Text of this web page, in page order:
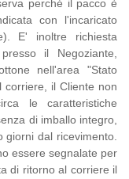
perché il pacco è
con l'incaricato
E' inoltre richiesta
il Negoziante,
nell'area "Stato
il Cliente non
le caratteristiche
di imballo integro,
giorni dal ricevimento.
essere segnalate per
di ritorno al corriere il